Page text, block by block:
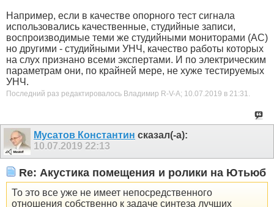
Например, если в качестве опорного тест сигнала
использовались качественные, студийные записи,
воспроизводимые теми же студийными мониторами (АС)
но другими - студийными УНЧ, качество работы которых
на слух признано всеми экспертами. И по электрическим
параметрам они, по крайней мере, не хуже тестируемых
УНЧ.
Последний раз редактировалось Владимир R-V-A; 10.07.2019 в 21:31.
Мусатов Константин сказал(-а):
10.07.2019 22:13
Re: Акустика помещения и ролики на Ютьюб
То это все уже не имеет непосредственного
отношения собственно к задаче синтеза лучших